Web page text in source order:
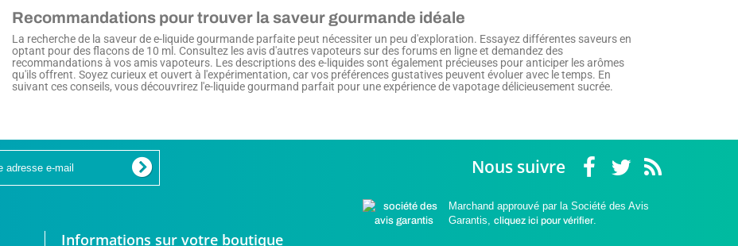
(3 avis)
(2 avis)
Recommandations pour trouver la saveur gourmande idéale
La recherche de la saveur de e-liquide gourmande parfaite peut nécessiter un peu d'exploration. Essayez différentes saveurs en
optant pour des flacons de 10 ml. Consultez les avis d'autres vapoteurs sur des forums en ligne et demandez des
recommandations à vos amis vapoteurs. Les descriptions des e-liquides sont également précieuses pour anticiper les arômes
qu'ils offrent. Soyez curieux et ouvert à l'expérimentation, car vos préférences gustatives peuvent évoluer avec le temps. En
suivant ces conseils, vous découvrirez l'e-liquide gourmand parfait pour une expérience de vapotage délicieusement sucrée.
Nous suivre
Informations sur votre boutique
Marchand approuvé par la Société des Avis
Garantis, cliquez ici pour vérifier.